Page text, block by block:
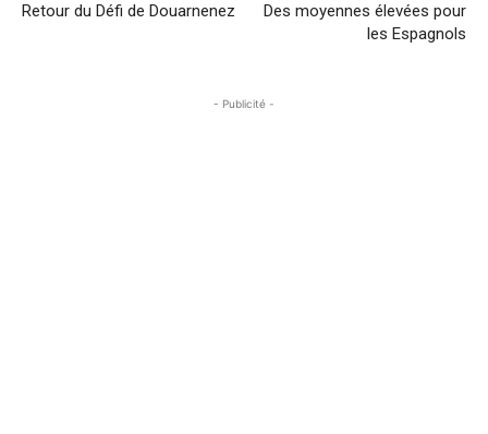
Retour du Défi de Douarnenez
Des moyennes élevées pour
les Espagnols
- Publicité -